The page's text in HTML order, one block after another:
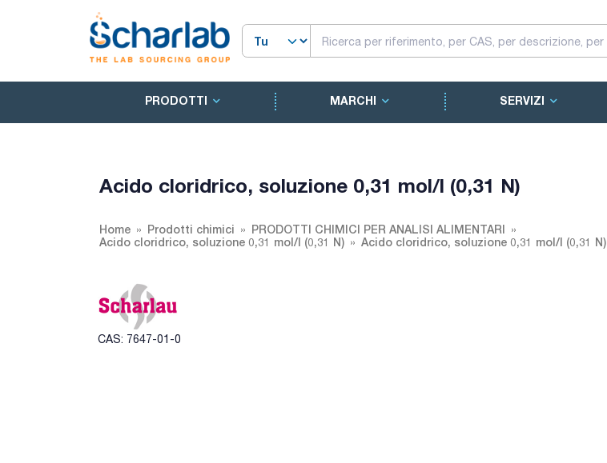
PRODOTTI MARCHI SERVIZI
Acido cloridrico, soluzione 0,31 mol/l (0,31 N)
Home Prodotti chimici
PRODOTTI CHIMICI PER ANALISI ALIMENTARI
Acido cloridrico, soluzione 0,31 mol/l (0,31 N)
Acido cloridrico, soluzione 0,31 mol/l (0,31 N)
CAS: 7647-01-0